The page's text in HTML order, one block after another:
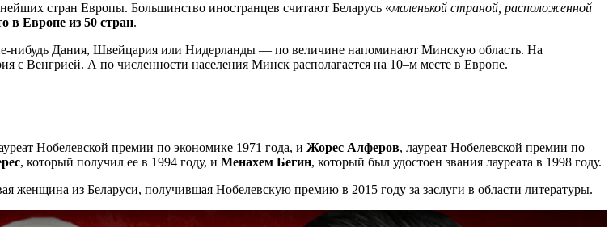
стран Европы. Большинство иностранцев считают Беларусь «маленькой страной, расположенной
в Европе из 50 стран.
нибудь Дания, Швейцария или Нидерланды — по величине напоминают Минскую область. На
с Венгрией. А по численности населения Минск располагается на 10–м месте в Европе.
Нобелевской премии по экономике 1971 года, и Жорес Алферов, лауреат Нобелевской премии по
, который получил ее в 1994 году, и Менахем Бегин, который был удостоен звания лауреата в 1998 году.
женщина из Беларуси, получившая Нобелевскую премию в 2015 году за заслуги в области литературы.